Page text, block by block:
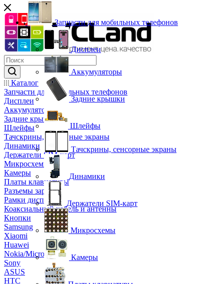
Каталог
Запчасти для мобильных телефонов
Дисплеи
Аккумуляторы
Задние крышки
Шлейфы
Тачскрины, сенсорные экраны
Динамики
Держатели SIM-карт
Микросхемы
Камеры
Платы клавиатуры
Разъемы зарядки
Рамки дисплея
Коаксиальный кабель и антенны
Кнопки
Samsung
Xiaomi
Huawei
Nokia/Microsoft
Sony
ASUS
HTC
Запчасти для мобильных телефонов
Дисплеи
Аккумуляторы
Задние крышки
Шлейфы
Тачскрины, сенсорные экраны
Динамики
Держатели SIM-карт
Микросхемы
Камеры